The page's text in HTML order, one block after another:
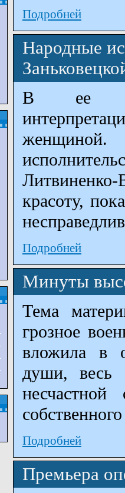
Подробней
Народные
В ее
красоту,
Подробней
Минуты
Тема
грозное
вложила в
души, весь
Подробней
Премьера